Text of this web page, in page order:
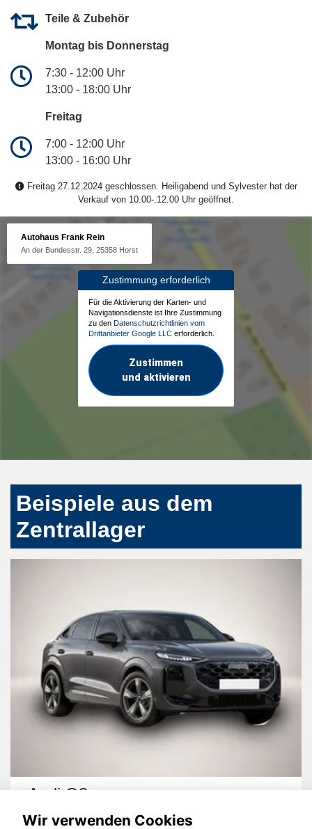
Teile & Zubehör
Montag bis Donnerstag
7:30 - 12:00 Uhr
13:00 - 18:00 Uhr
Freitag
7:00 - 12:00 Uhr
13:00 - 16:00 Uhr
Freitag 27.12.2024 geschlossen. Heiligabend und Sylvester hat der
Verkauf von 10.00-.12.00 Uhr geöffnet.
Autohaus Frank Rein
An der Bundesstr. 29, 25358 Horst
Zustimmung erforderlich
Für die Aktivierung der Karten- und
Navigationsdienste ist Ihre Zustimmung
zu den Datenschutzrichtlinien vom
Drittanbieter Google LLC erforderlich.
Zustimmen
und aktivieren
Beispiele aus dem
Zentrallager
Audi Q3
Wir verwenden Cookies